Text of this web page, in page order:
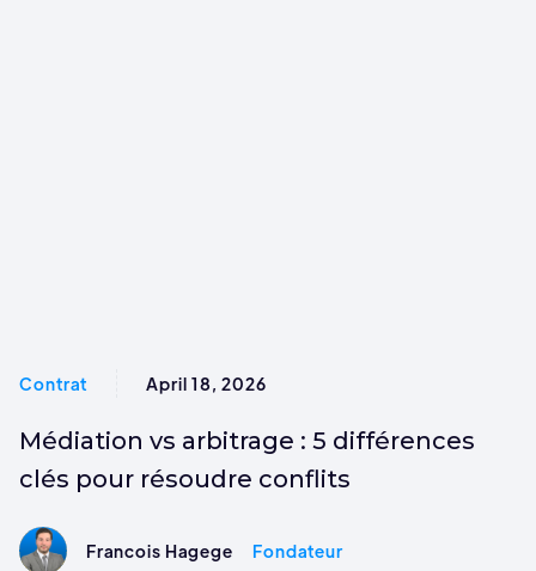
Contrat April 18, 2026
Médiation vs arbitrage : 5 différences
clés pour résoudre conflits
Francois Hagege Fondateur